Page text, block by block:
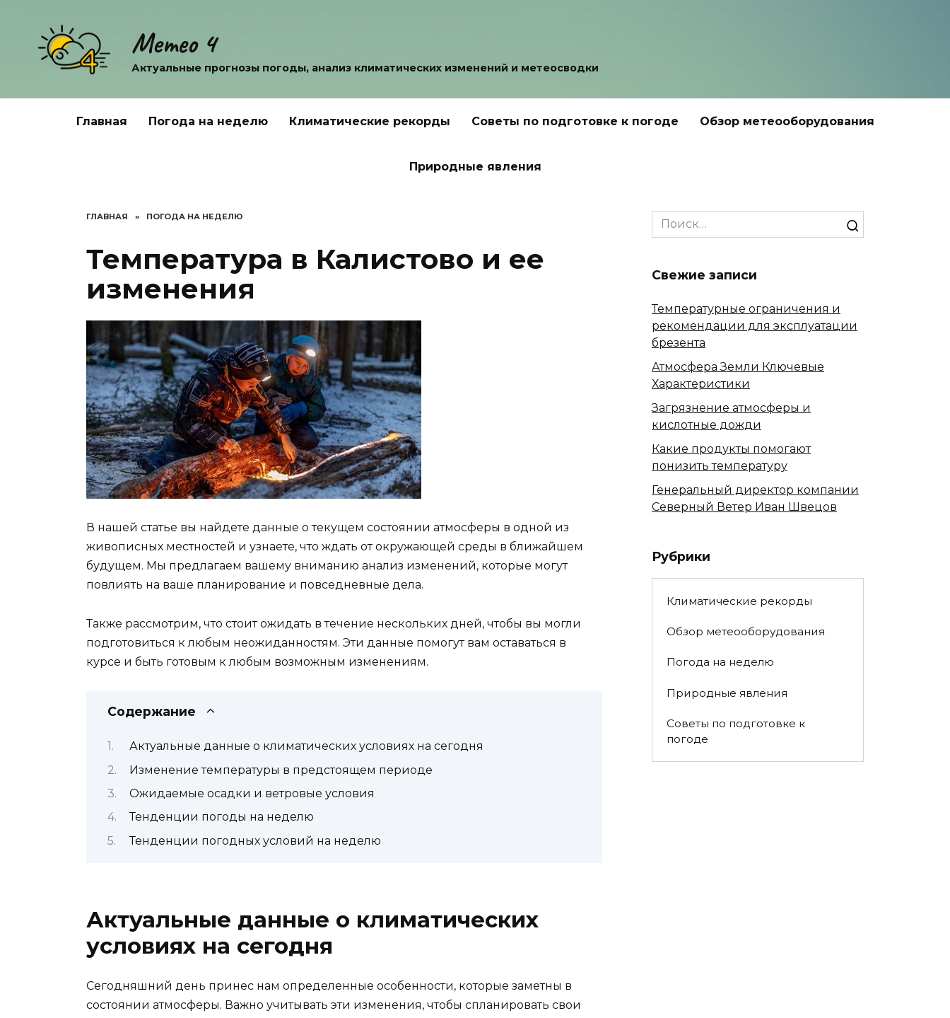
содержанию
Метео 4
Актуальные прогнозы погоды, анализ климатических изменений и метеосводки
Главная Погода на неделю Климатические рекорды Советы по подготовке к погоде Обзор метеооборудования
Природные явления
ГЛАВНАЯ » ПОГОДА НА НЕДЕЛЮ
Температура в Калистово и ее
изменения
В нашей статье вы найдете данные о текущем состоянии атмосферы в одной из
живописных местностей и узнаете, что ждать от окружающей среды в ближайшем
будущем. Мы предлагаем вашему вниманию анализ изменений, которые могут
повлиять на ваше планирование и повседневные дела.
Также рассмотрим, что стоит ожидать в течение нескольких дней, чтобы вы могли
подготовиться к любым неожиданностям. Эти данные помогут вам оставаться в
курсе и быть готовым к любым возможным изменениям.
Содержание
Актуальные данные о климатических условиях на сегодня
Изменение температуры в предстоящем периоде
Ожидаемые осадки и ветровые условия
Тенденции погоды на неделю
Тенденции погодных условий на неделю
Актуальные данные о климатических
условиях на сегодня
Сегодняшний день принес нам определенные особенности, которые заметны в
состоянии атмосферы. Важно учитывать эти изменения, чтобы спланировать свои
Search
for:
Свежие записи
Температурные ограничения и
рекомендации для эксплуатации
брезента
Атмосфера Земли Ключевые
Характеристики
Загрязнение атмосферы и
кислотные дожди
Какие продукты помогают
понизить температуру
Генеральный директор компании
Северный Ветер Иван Швецов
Рубрики
Климатические рекорды
Обзор метеооборудования
Погода на неделю
Природные явления
Советы по подготовке к
погоде